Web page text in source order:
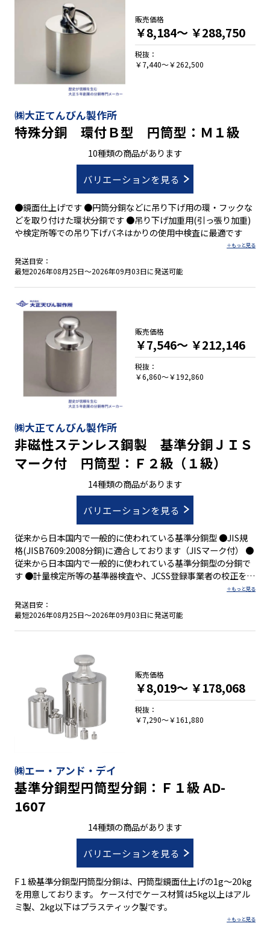
㈱大正てんびん製作所
特殊分銅 環付Ｂ型 円筒型：Ｍ１級
10種類の商品があります
バリエーションを見る
●鏡面仕上げです ●円筒分銅などに吊り下げ用の環・フックな
どを取り付けた環状分銅です ●吊り下げ加重用(引っ張り加重)
や検定所等での吊り下げバネはかりの使用中検査に最適です
発送目安：
最短2026年08月25日～2026年09月03日に発送可能
販売価格
￥8,184～ ￥288,750
税抜：
￥7,440～￥262,500
㈱大正てんびん製作所
非磁性ステンレス鋼製 基準分銅ＪＩＳ
マーク付 円筒型：Ｆ２級（１級）
14種類の商品があります
バリエーションを見る
従来から日本国内で一般的に使われている基準分銅型 ●JIS規
格(JISB7609:2008分銅)に適合しております（JISマーク付） ●
従来から日本国内で一般的に使われている基準分銅型の分銅で
す ●計量検定所等の基準器検査や、JCSS登録事業者の校正を受
けることによって、基準分銅やJCSS標準分銅にできます。 ●専
用樹脂製収納ケースが付属しております
発送目安：
最短2026年08月25日～2026年09月03日に発送可能
販売価格
￥7,546～ ￥212,146
税抜：
￥6,860～￥192,860
㈱エー・アンド・デイ
基準分銅型円筒型分銅：Ｆ１級 AD-
1607
14種類の商品があります
バリエーションを見る
F１級基準分銅型円筒型分銅は、円筒型鏡面仕上げの1g～20kg
を用意しております。 ケース付でケース材質は5kg以上はアル
ミ製、2kg以下はプラスティック製です。
販売価格
￥8,019～ ￥178,068
税抜：
￥7,290～￥161,880